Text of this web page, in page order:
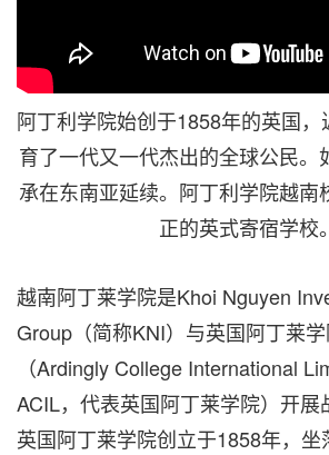
阿丁利学院始创于1858年的英国
育了一代又一代杰出的全球公民。
承在东南亚延续。阿丁利学院越南
正的英式寄宿学校。
越南阿丁莱学院是Khoi Nguyen
Group（简称KNI）与英国阿丁莱
（Ardingly College International
ACIL，代表英国阿丁莱学院）开展
英国阿丁莱学院创立于1858年，